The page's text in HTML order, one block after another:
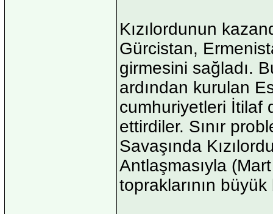
Kızılordunun
Gürcistan,
girmesini sağladı.
ardından kurulan
cumhuriyetleri İtilaf
ettirdiler. Sınır
Savaşında
Antlaşmasıyla
topraklarının